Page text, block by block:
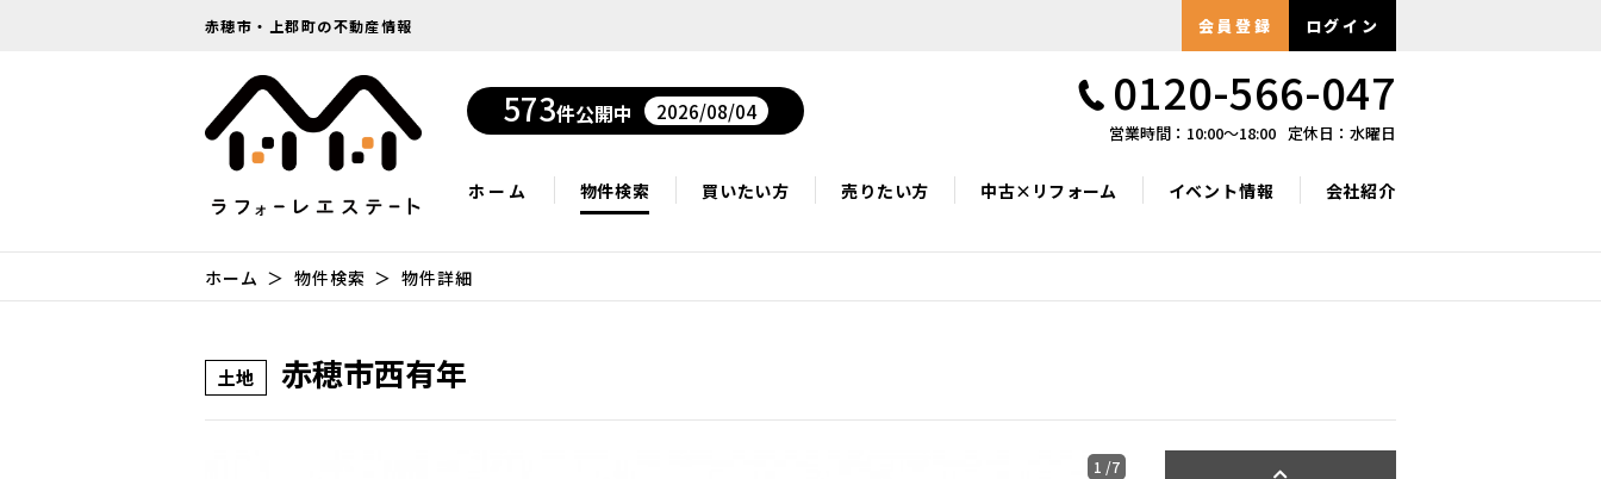
赤穂市・上郡町の不動産情報 会員登録 ログイン
573件公開中 2026/08/04 0120-566-047
営業時間：10:00〜18:00 定休日：水曜日
ホーム 物件検索 買いたい方 売りたい方 中古×リフォーム イベント情報 会社紹介
ホーム 物件検索 物件詳細
土地 赤穂市西有年
1 /7